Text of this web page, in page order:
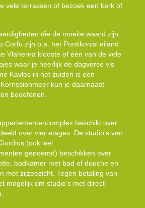
vele terrassen of bezoek een kerk of
die de moeite waard zijn
Corfu zijn o.a. het Pontikonisi eiland
Vlaherna klooste of één van de vele
waar je heerlijk de dagverse vis
Kavlos in het zuiden is een
kun je daarnaast
beoefenen.
beschikt over
over vier etages. De studio’s van
(ook wel
genoemd) beschikken over
badkamer met bad of douche en
met zijzeezicht. Tegen betaling van
mogelijk om studio’s met direct